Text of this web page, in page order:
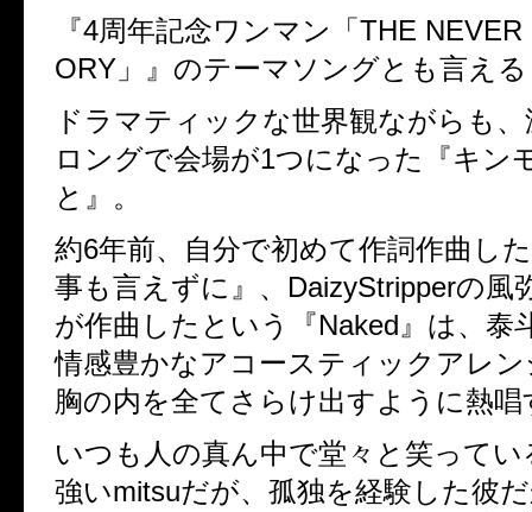
『4周年記念ワンマン「THE
ORY」』のテーマソングとも言え
ドラマティックな世界観ながらも
ロングで会場が1つになった『キン
と』。
約6年前、自分で初めて作詞作曲し
事も言えずに』、DaizyStripperの風
が作曲したという『Naked』は、泰
情感豊かなアコースティックアレ
胸の内を全てさらけ出すように熱唱
いつも人の真ん中で堂々と笑って
強いmitsuだが、孤独を経験した彼